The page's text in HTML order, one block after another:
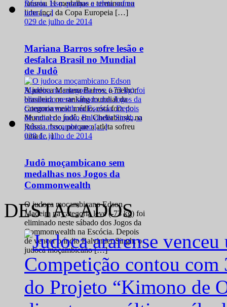
faturou 11 medalhas e terminou na
liderança da Copa Europeia […]
029 de julho de 2014
Mariana Barros sofre lesão e
desfalca Brasil no Mundial
de Judô
A judoca Mariana Barros, a melhor
brasileira no ranking mundial da
categoria meio médio, está fora do
Mundial de judô, em Cheliabinsk, na
Rússia. Isso, porque a atleta sofreu
uma […]
028 de julho de 2014
Judô moçambicano sem
medalhas nos Jogos da
Commonwealth
O judoca moçambicano Edson
Madeira na categoria leve (-73 kg) foi
eliminado neste sábado dos Jogos da
Commonwealth na Escócia. Depois
de vencer o índio Balvinder Singh, o
judoca moçambicano […]
DESTACADOS